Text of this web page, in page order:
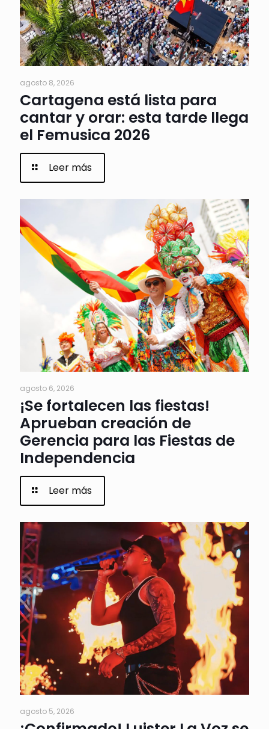
agosto 8, 2026
Cartagena está lista para
cantar y orar: esta tarde llega
el Femusica 2026
Leer más
agosto 6, 2026
¡Se fortalecen las fiestas!
Aprueban creación de
Gerencia para las Fiestas de
Independencia
Leer más
agosto 5, 2026